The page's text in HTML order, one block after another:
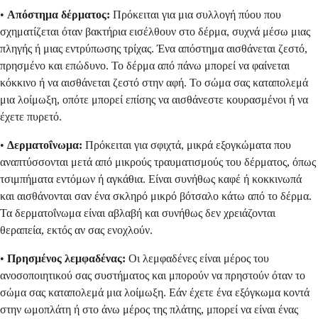
• Απόστημα δέρματος: Πρόκειται για μια συλλογή πύου που
σχηματίζεται όταν βακτήρια εισέλθουν στο δέρμα, συχνά μέσω μιας
πληγής ή μιας εντρύπωσης τρίχας. Ένα απόστημα αισθάνεται ζεστό,
πρησμένο και επώδυνο. Το δέρμα από πάνω μπορεί να φαίνεται
κόκκινο ή να αισθάνεται ζεστό στην αφή. Το σώμα σας καταπολεμά
μια λοίμωξη, οπότε μπορεί επίσης να αισθάνεστε κουρασμένοι ή να
έχετε πυρετό.
• Δερματοΐνωμα: Πρόκειται για σφιχτά, μικρά εξογκώματα που
αναπτύσσονται μετά από μικρούς τραυματισμούς του δέρματος, όπως
τσιμπήματα εντόμων ή αγκάθια. Είναι συνήθως καφέ ή κοκκινωπά
και αισθάνονται σαν ένα σκληρό μικρό βότσαλο κάτω από το δέρμα.
Τα δερματοΐνωμα είναι αβλαβή και συνήθως δεν χρειάζονται
θεραπεία, εκτός αν σας ενοχλούν.
• Πρησμένος λεμφαδένας: Οι λεμφαδένες είναι μέρος του
ανοσοποιητικού σας συστήματος και μπορούν να πρηστούν όταν το
σώμα σας καταπολεμά μια λοίμωξη. Εάν έχετε ένα εξόγκωμα κοντά
στην ωμοπλάτη ή στο άνω μέρος της πλάτης, μπορεί να είναι ένας